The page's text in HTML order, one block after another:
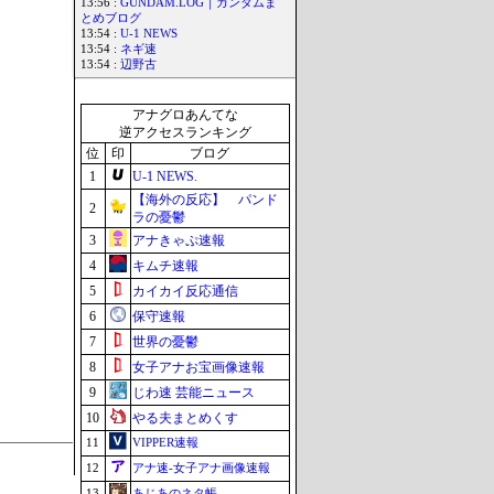
13:56 : GUNDAM.LOG｜ガンダムま
とめブログ
13:54 : U-1 NEWS
13:54 : ネギ速
13:54 : 辺野古
アナグロあんてな
逆アクセスランキング
位
印
ブログ
1
U-1 NEWS.
2
【海外の反応】 パンド
ラの憂鬱
3
アナきゃぷ速報
4
キムチ速報
5
カイカイ反応通信
6
保守速報
7
世界の憂鬱
8
女子アナお宝画像速報
9
じわ速 芸能ニュース
10
やる夫まとめくす
11
VIPPER速報
12
アナ速‐女子アナ画像速報